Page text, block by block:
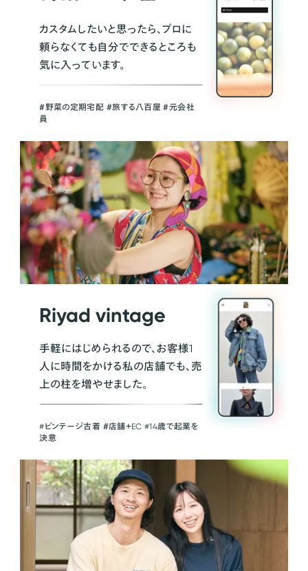
カスタムしたいと思ったら、プロに
頼らなくても自分でできるところも
気に入っています。
＃野菜の定期宅配 ＃旅する八百屋 ＃元会社
員
Riyad vintage
手軽にはじめられるので、お客様1
人に時間をかける私の店舗でも、売
上の柱を増やせました。
#ビンテージ古着 ＃店舗＋EC #14歳で起業を
決意